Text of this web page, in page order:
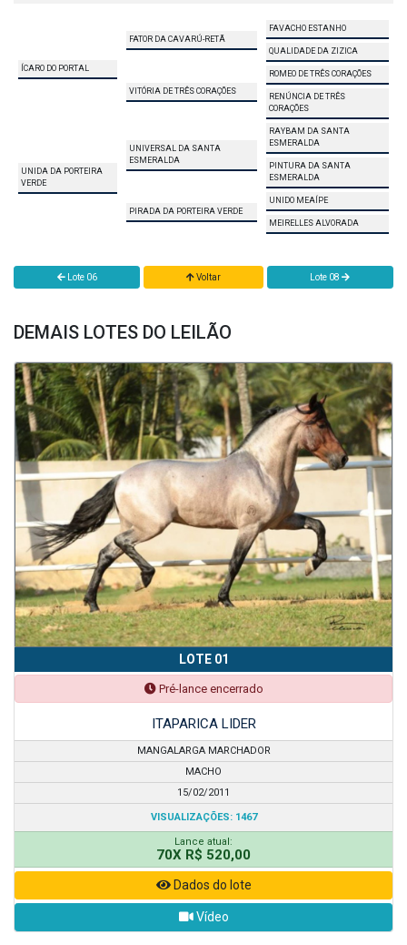
ÍCARO DO PORTAL
FATOR DA CAVARÚ-RETÃ
FAVACHO ESTANHO
QUALIDADE DA ZIZICA
VITÓRIA DE TRÊS CORAÇÕES
ROMEO DE TRÊS CORAÇÕES
RENÚNCIA DE TRÊS
CORAÇÕES
UNIDA DA PORTEIRA
VERDE
UNIVERSAL DA SANTA
ESMERALDA
RAYBAM DA SANTA
ESMERALDA
PINTURA DA SANTA
ESMERALDA
PIRADA DA PORTEIRA VERDE
UNIDO MEAÍPE
MEIRELLES ALVORADA
Lote 06 Voltar Lote 08
DEMAIS LOTES DO LEILÃO
LOTE 01
Pré-lance encerrado
ITAPARICA LIDER
MANGALARGA MARCHADOR
MACHO
15/02/2011
VISUALIZAÇÕES: 1467
Lance atual:
70X R$ 520,00
Dados do lote
Vídeo